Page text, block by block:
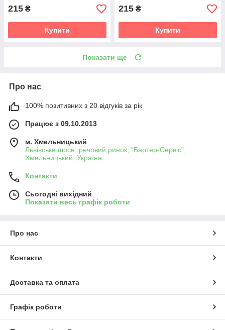
215 ₴
Купити
215 ₴
Купити
Показати ще
Про нас
100% позитивних з 20 відгуків за рік
Працює з 09.10.2013
м. Хмельницький
Львівське шосе, речовий ринок, "Бартер-Сервіс",
Хмельницький, Україна
Контакти
Сьогодні вихідний
Показати весь графік роботи
Про нас
Контакти
Доставка та оплата
Графік роботи